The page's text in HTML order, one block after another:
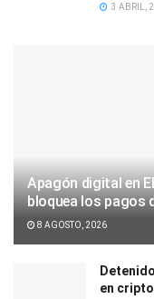
3 ABRIL,
Apagón digital en
bloquea los pagos
8 AGOSTO, 2026
en